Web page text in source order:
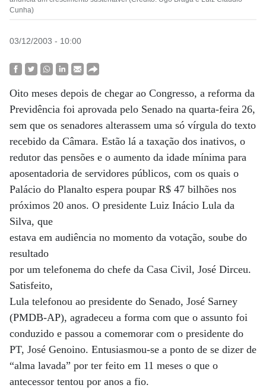
Cunha)
03/12/2003 - 10:00
Oito meses depois de chegar ao Congresso, a reforma da
Previdência foi aprovada pelo Senado na quarta-feira 26,
sem que os senadores alterassem uma só vírgula do texto
recebido da Câmara. Estão lá a taxação dos inativos, o
redutor das pensões e o aumento da idade mínima para
aposentadoria de servidores públicos, com os quais o
Palácio do Planalto espera poupar R$ 47 bilhões nos
próximos 20 anos. O presidente Luiz Inácio Lula da
Silva, que
estava em audiência no momento da votação, soube do
resultado
por um telefonema do chefe da Casa Civil, José Dirceu.
Satisfeito,
Lula telefonou ao presidente do Senado, José Sarney
(PMDB-AP), agradeceu a forma com que o assunto foi
conduzido e passou a comemorar com o presidente do
PT, José Genoino. Entusiasmou-se a ponto de se dizer de
“alma lavada” por ter feito em 11 meses o que o
antecessor tentou por anos a fio.